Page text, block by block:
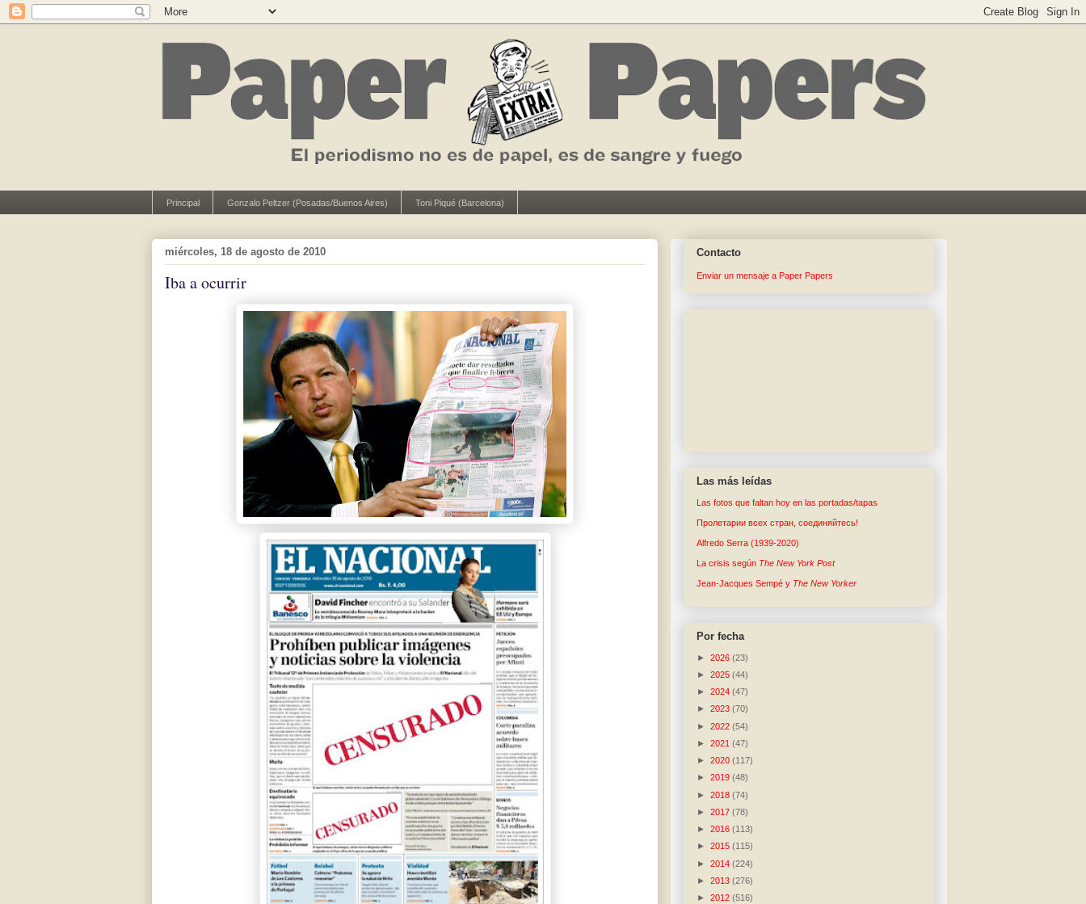
Principal Gonzalo Peltzer (Posadas/Buenos Aires) Toni Piqué (Barcelona)
miércoles, 18 de agosto de 2010
Iba a ocurrir
Contacto
Enviar un mensaje a Paper Papers
Las más leídas
Las fotos que faltan hoy en las portadas/tapas
Пролетарии всех стран, соединяйтесь!
Alfredo Serra (1939-2020)
La crisis según The New York Post
Jean-Jacques Sempé y The New Yorker
Por fecha
► 2026 (23)
► 2025 (44)
► 2024 (47)
► 2023 (70)
► 2022 (54)
► 2021 (47)
► 2020 (117)
► 2019 (48)
► 2018 (74)
► 2017 (78)
► 2016 (113)
► 2015 (115)
► 2014 (224)
► 2013 (276)
► 2012 (516)